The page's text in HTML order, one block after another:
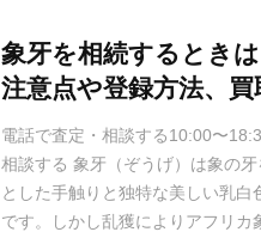
象牙を相続するとき
注意点や登録方法、買
電話で査定・相談する10:00〜
相談する 象牙（ぞうげ）は象の
とした手触りと独特な美しい乳
です。しかし乱獲によりアフリカ